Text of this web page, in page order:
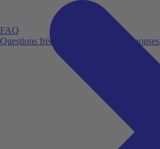
FAQ
Questions fréquemment posées et réponses